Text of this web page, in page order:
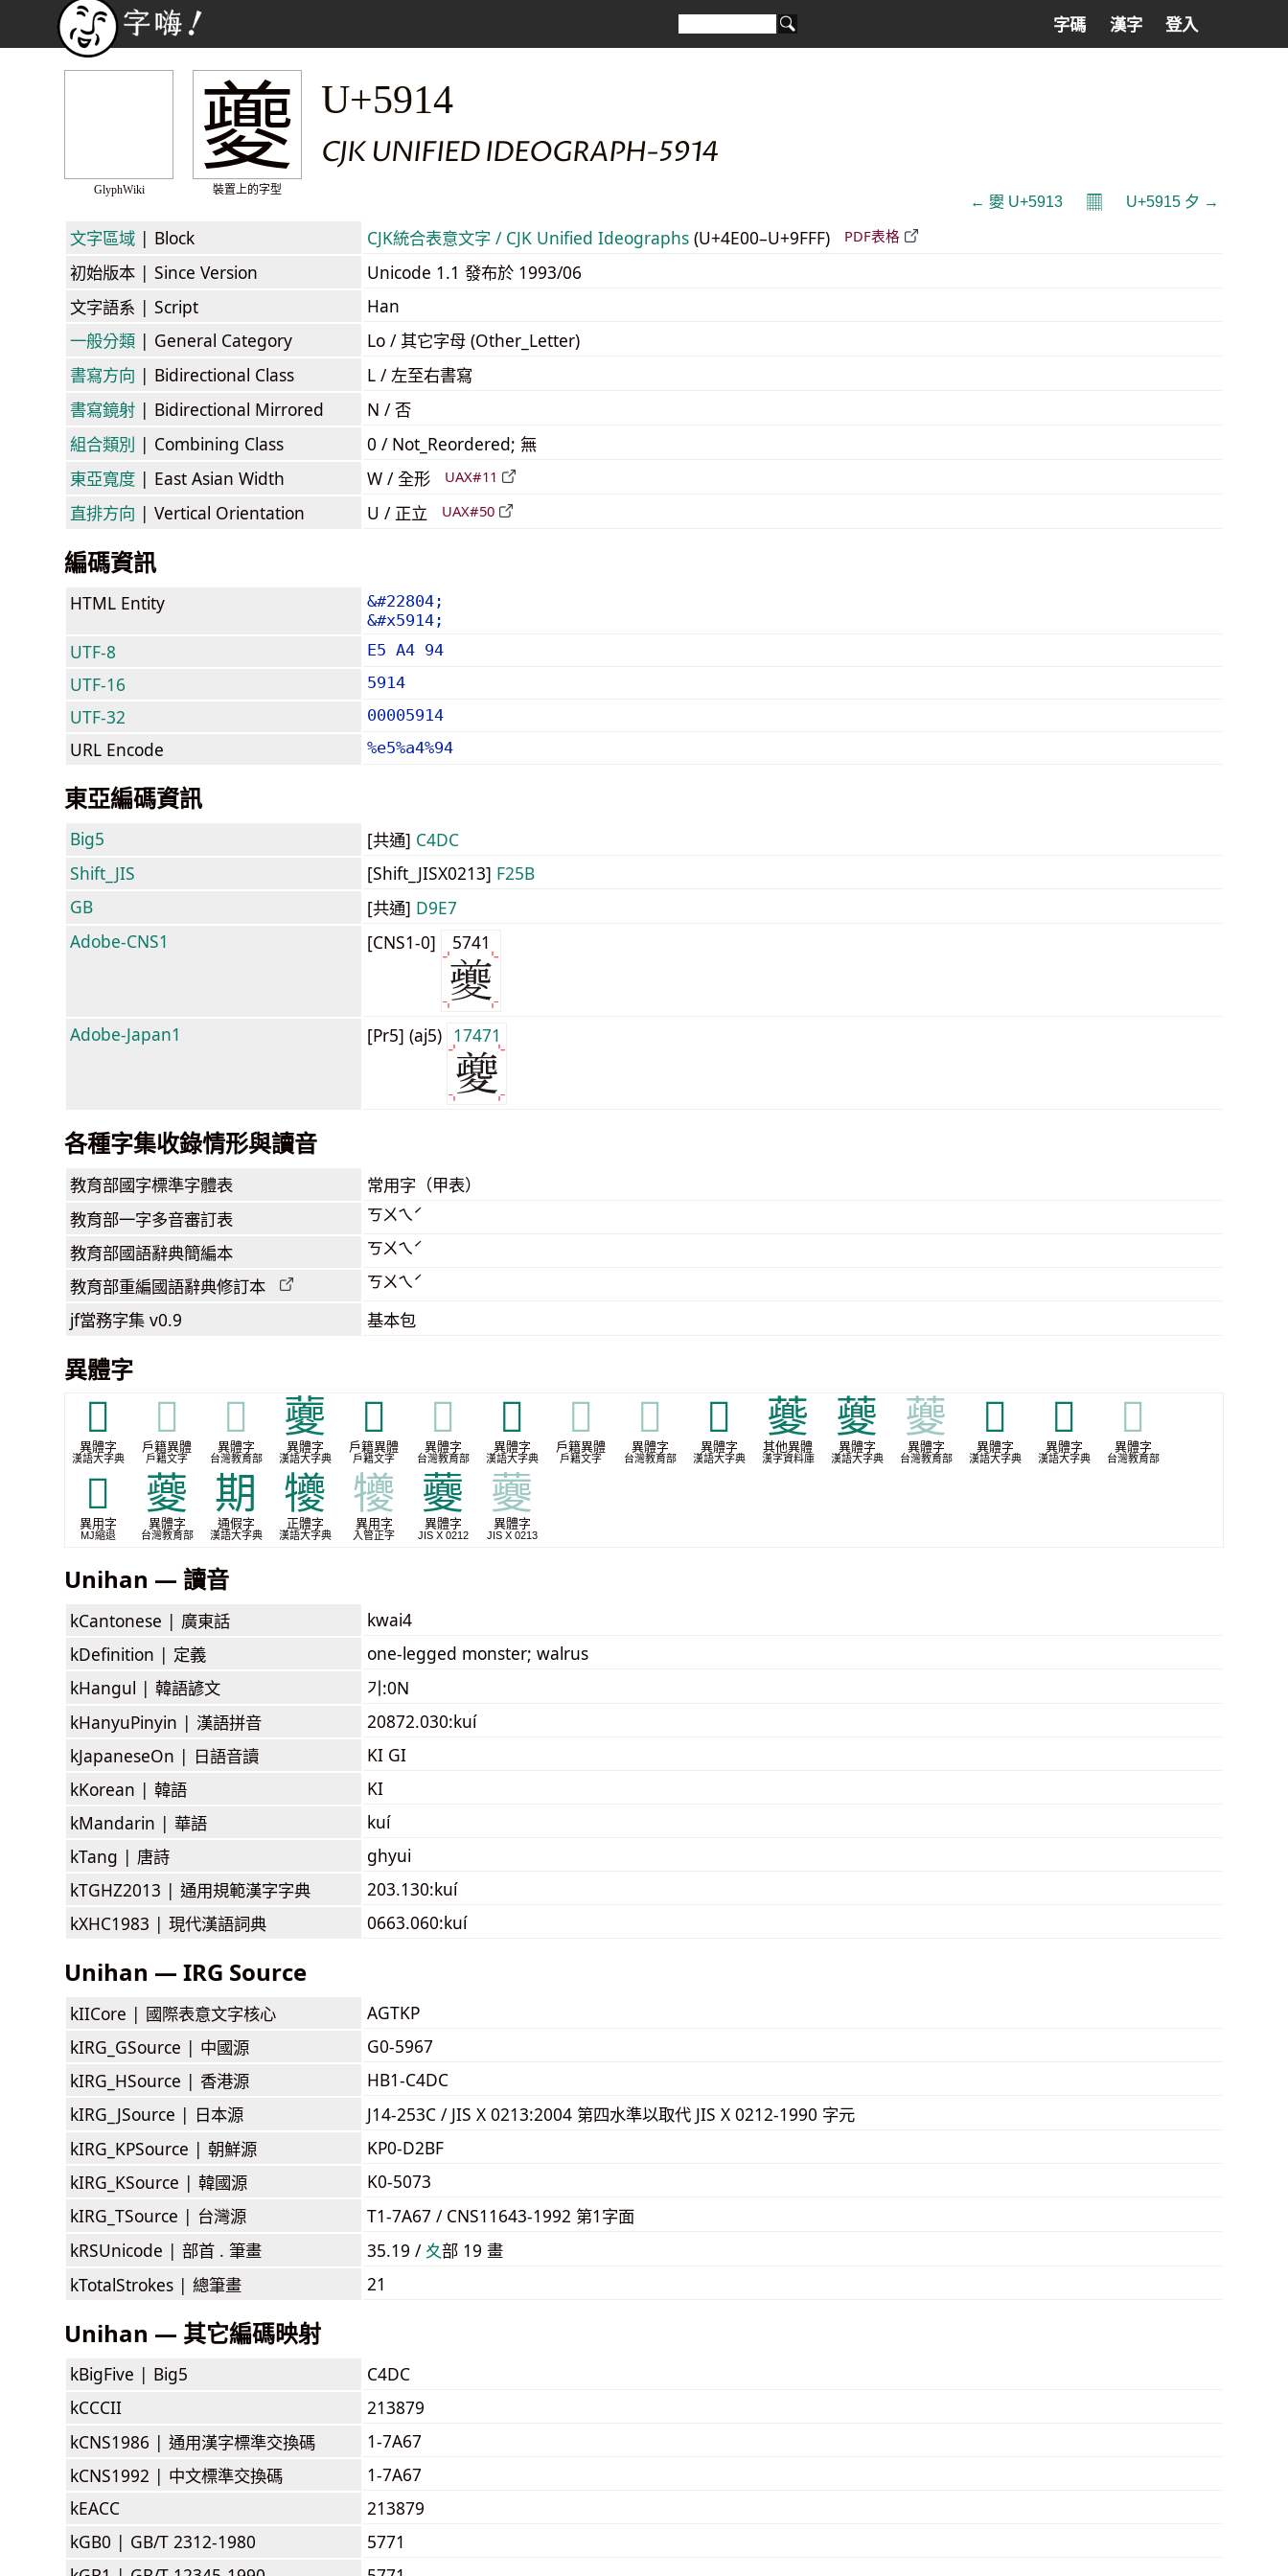
字碼 漢字 登入
GlyphWiki
夔
裝置上的字型
U+5914
CJK UNIFIED IDEOGRAPH-5914
← 夓 U+5913 𝄜 U+5915 夕 →
文字區域 | Block CJK統合表意文字 / CJK Unified Ideographs (U+4E00–U+9FFF) PDF表格
初始版本 | Since Version
Unicode 1.1 發布於 1993/06
文字語系 | Script
Han
一般分類 | General Category
Lo / 其它字母 (Other_Letter)
書寫方向 | Bidirectional Class
L / 左至右書寫
書寫鏡射 | Bidirectional Mirrored
N / 否
組合類別 | Combining Class
0 / Not_Reordered; 無
東亞寬度 | East Asian Width W / 全形 UAX#11
直排方向 | Vertical Orientation U / 正立 UAX#50
編碼資訊
HTML Entity
&#22804;
&#x5914;
UTF-8 E5 A4 94
UTF-16 5914
UTF-32 00005914
URL Encode %e5%a4%94
東亞編碼資訊
Big5 [共通] C4DC
Shift_JIS
[Shift_JISX0213] F25B
GB
[共通] D9E7
Adobe-CNS1
[CNS1-0] 5741
Adobe-Japan1 [Pr5] (aj5) 17471
各種字集收錄情形與讀音
教育部國字標準字體表 常用字（甲表）
教育部一字多音審訂表 ㄎㄨㄟˊ
教育部國語辭典簡編本 ㄎㄨㄟˊ
教育部重編國語辭典修訂本 ㄎㄨㄟˊ
jf當務字集 v0.9 基本包
異體字
𡕿
異體字
漢語大字典
𡕿
戶籍異體
戶籍文字
𡕿
異體字
台灣教育部
𡖂
異體字
漢語大字典
𣀚
戶籍異體
戶籍文字
𣀚
異體字
台灣教育部
𣦞
異體字
漢語大字典
𣦞
戶籍異體
戶籍文字
𣦞
異體字
台灣教育部
𧁎
異體字
漢語大字典
𧃍
其他異體
漢字資料庫
𧃰
異體字
漢語大字典
𧃰
異體字
台灣教育部
𩠮
異體字
漢語大字典
𩠰
異體字
漢語大字典
𩠰
異體字
台灣教育部
𭐱
異用字
MJ縮退
䕫
異體字
台灣教育部
期
通假字
漢語大字典
犪
正體字
漢語大字典
犪
異用字
入管正字
虁
異體字
JIS X 0212
虁
異體字
JIS X 0213
Unihan — 讀音
kCantonese | 廣東話
kwai4
kDefinition | 定義
one-legged monster; walrus
kHangul | 韓語諺文
기:0N
kHanyuPinyin | 漢語拼音
20872.030:kuí
kJapaneseOn | 日語音讀
KI GI
kKorean | 韓語
KI
kMandarin | 華語
kuí
kTang | 唐詩
ghyui
kTGHZ2013 | 通用規範漢字字典
203.130:kuí
kXHC1983 | 現代漢語詞典 0663.060:kuí
Unihan — IRG Source
kIICore | 國際表意文字核心
AGTKP
kIRG_GSource | 中國源
G0-5967
kIRG_HSource | 香港源
HB1-C4DC
kIRG_JSource | 日本源
J14-253C / JIS X 0213:2004 第四水準以取代 JIS X 0212-1990 字元
kIRG_KPSource | 朝鮮源
KP0-D2BF
kIRG_KSource | 韓國源
K0-5073
kIRG_TSource | 台灣源
T1-7A67 / CNS11643-1992 第1字面
kRSUnicode | 部首 . 筆畫 35.19 / ⼢部 19 畫
kTotalStrokes | 總筆畫 21
Unihan — 其它編碼映射
kBigFive | Big5
C4DC
kCCCII
213879
kCNS1986 | 通用漢字標準交換碼
1-7A67
kCNS1992 | 中文標準交換碼
1-7A67
kEACC
213879
kGB0 | GB/T 2312-1980
5771